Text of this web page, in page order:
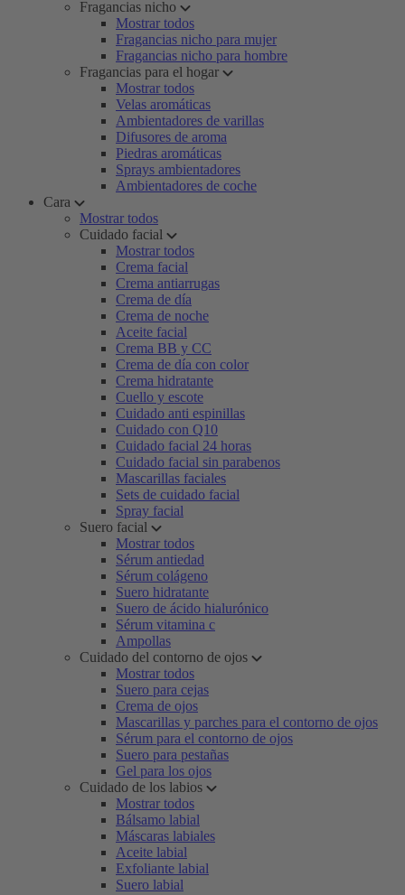
Fragancias nicho
Mostrar todos
Fragancias nicho para mujer
Fragancias nicho para hombre
Fragancias para el hogar
Mostrar todos
Velas aromáticas
Ambientadores de varillas
Difusores de aroma
Piedras aromáticas
Sprays ambientadores
Ambientadores de coche
Cara
Mostrar todos
Cuidado facial
Mostrar todos
Crema facial
Crema antiarrugas
Crema de día
Crema de noche
Aceite facial
Crema BB y CC
Crema de día con color
Crema hidratante
Cuello y escote
Cuidado anti espinillas
Cuidado con Q10
Cuidado facial 24 horas
Cuidado facial sin parabenos
Mascarillas faciales
Sets de cuidado facial
Spray facial
Suero facial
Mostrar todos
Sérum antiedad
Sérum colágeno
Suero hidratante
Suero de ácido hialurónico
Sérum vitamina c
Ampollas
Cuidado del contorno de ojos
Mostrar todos
Suero para cejas
Crema de ojos
Mascarillas y parches para el contorno de ojos
Sérum para el contorno de ojos
Suero para pestañas
Gel para los ojos
Cuidado de los labios
Mostrar todos
Bálsamo labial
Máscaras labiales
Aceite labial
Exfoliante labial
Suero labial